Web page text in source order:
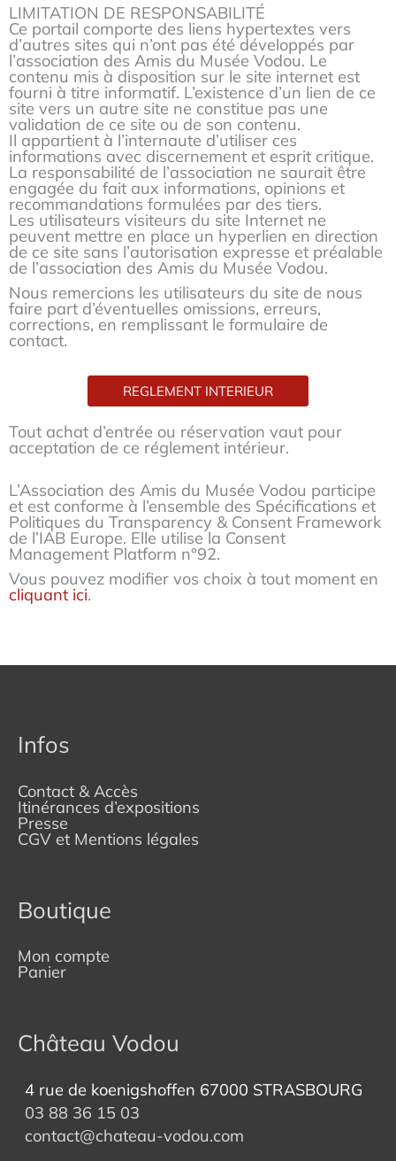
LIMITATION DE RESPONSABILITÉ
Ce portail comporte des liens hypertextes vers
d’autres sites qui n’ont pas été développés par
l’association des Amis du Musée Vodou. Le
contenu mis à disposition sur le site internet est
fourni à titre informatif. L’existence d’un lien de ce
site vers un autre site ne constitue pas une
validation de ce site ou de son contenu.
Il appartient à l’internaute d’utiliser ces
informations avec discernement et esprit critique.
La responsabilité de l’association ne saurait être
engagée du fait aux informations, opinions et
recommandations formulées par des tiers.
Les utilisateurs visiteurs du site Internet ne
peuvent mettre en place un hyperlien en direction
de ce site sans l’autorisation expresse et préalable
de l’association des Amis du Musée Vodou.
Nous remercions les utilisateurs du site de nous
faire part d’éventuelles omissions, erreurs,
corrections, en remplissant le formulaire de
contact.
REGLEMENT INTERIEUR
Tout achat d’entrée ou réservation vaut pour
acceptation de ce réglement intérieur.
L’Association des Amis du Musée Vodou participe
et est conforme à l’ensemble des Spécifications et
Politiques du Transparency & Consent Framework
de l’IAB Europe. Elle utilise la Consent
Management Platform n°92.
Vous pouvez modifier vos choix à tout moment en
cliquant ici.
Infos
Contact & Accès
Itinérances d’expositions
Presse
CGV et Mentions légales
Boutique
Mon compte
Panier
Château Vodou
4 rue de koenigshoffen 67000 STRASBOURG
03 88 36 15 03
contact@chateau-vodou.com